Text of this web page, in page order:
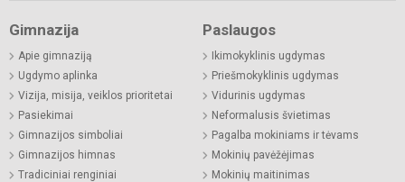
Gimnazija
Apie gimnaziją
Ugdymo aplinka
Vizija, misija, veiklos prioritetai
Pasiekimai
Gimnazijos simboliai
Gimnazijos himnas
Tradiciniai renginiai
Paslaugos
Ikimokyklinis ugdymas
Priešmokyklinis ugdymas
Vidurinis ugdymas
Neformalusis švietimas
Pagalba mokiniams ir tėvams
Mokinių pavėžėjimas
Mokinių maitinimas